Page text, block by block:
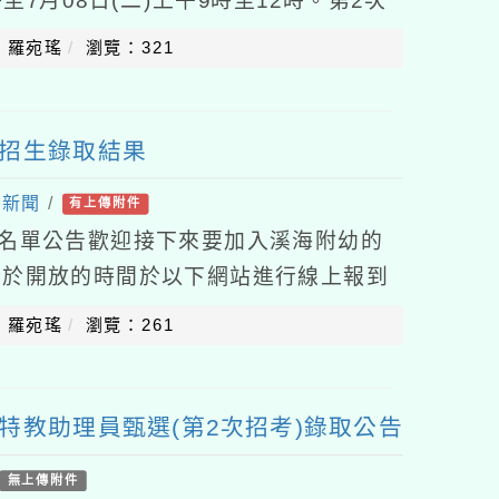
時至15時至7月17日(
羅宛瑤 瀏覽：321
生錄取結果
聞 / 有上傳附件
單公告歡迎接下來要加入溪海附幼的
開放的時間於以下網站進行線上報到
要現場報到的家長亦可親自
羅宛瑤 瀏覽：261
教助理員甄選(第2次招考)錄取公告
無上傳附件